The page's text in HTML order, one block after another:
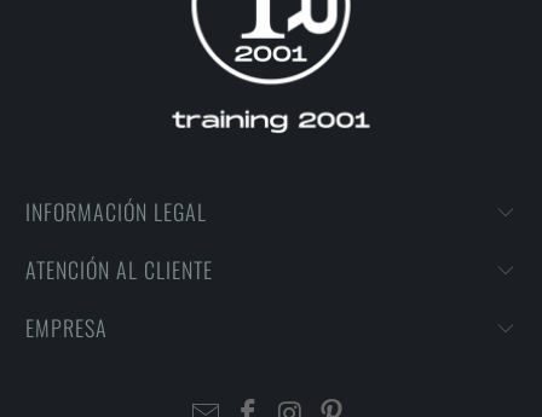
INFORMACIÓN LEGAL
ATENCIÓN AL CLIENTE
EMPRESA